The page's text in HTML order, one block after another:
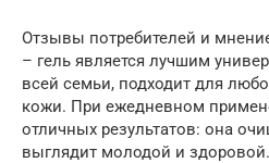
Отзывы потребителей и
– гель является лучшим
всей семьи, подходит для
кожи. При ежедневном
отличных результатов: она
выглядит молодой и здоровой.